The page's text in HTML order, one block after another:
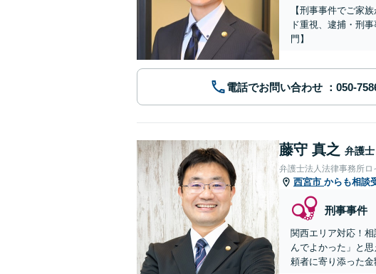
【刑事事件でご家
ド重視、逮捕・刑
門】
電話でお問い合わせ
藤守 真之 弁護士
弁護士法人法律事務所
西宮市 からも相談
刑事事件
関西エリア対応！
んでよかった」と
頼者に寄り添った金